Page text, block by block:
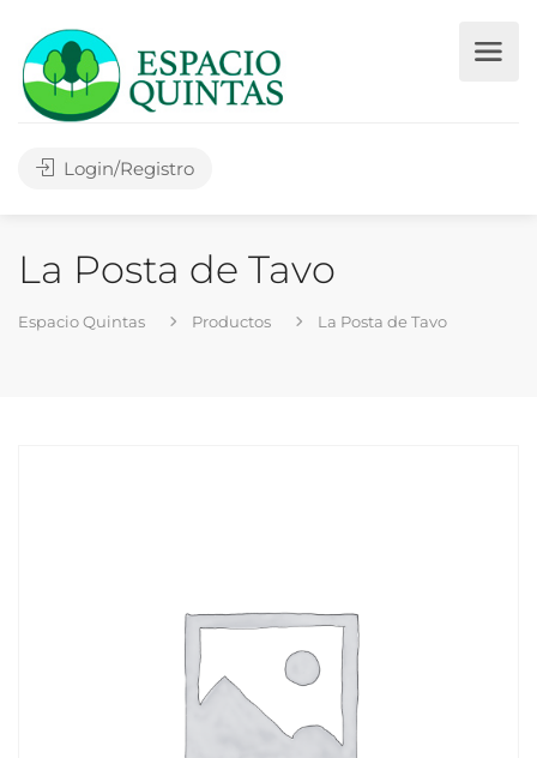
Login/Registro
La Posta de Tavo
Espacio Quintas Productos La Posta de Tavo